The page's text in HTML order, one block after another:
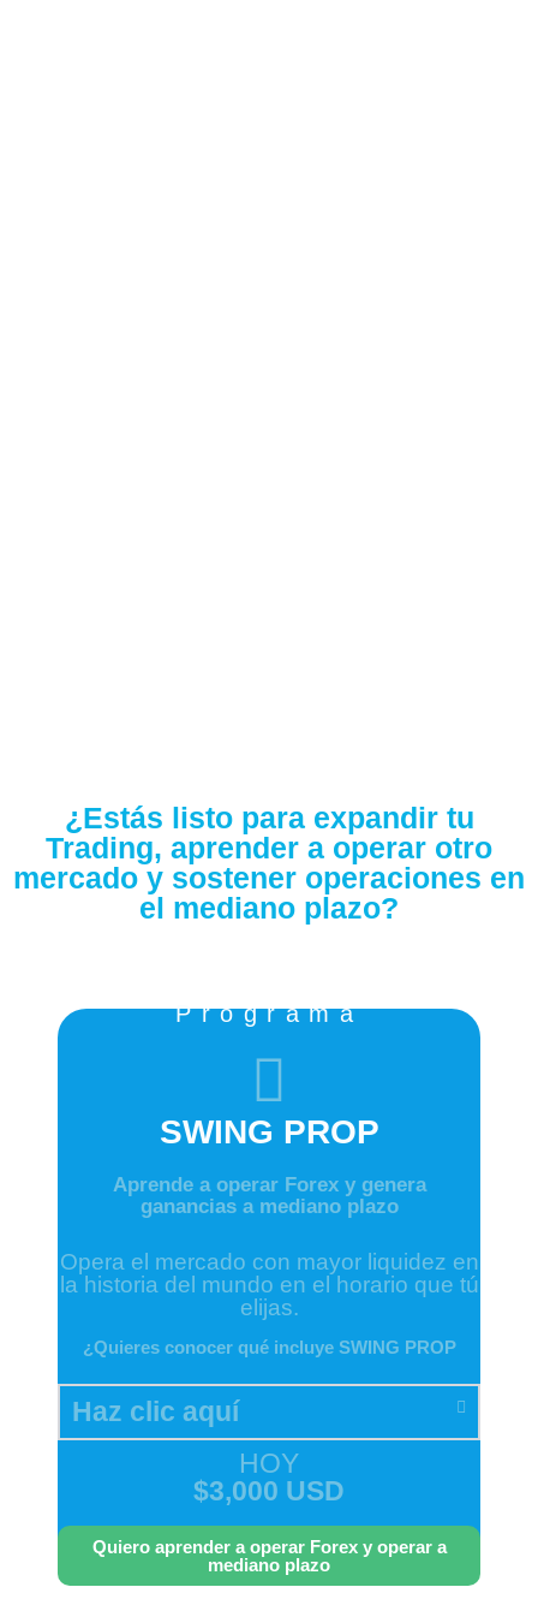
¿Estás listo para expandir tu
Trading, aprender a operar otro
mercado y sostener operaciones en
el mediano plazo?
Programa
SWING PROP
Aprende a operar Forex y genera
ganancias a mediano plazo
Opera el mercado con mayor liquidez en
la historia del mundo en el horario que tú
elijas.
¿Quieres conocer qué incluye SWING PROP
Haz clic aquí
HOY
$3,000 USD
Quiero aprender a operar Forex y operar a
mediano plazo